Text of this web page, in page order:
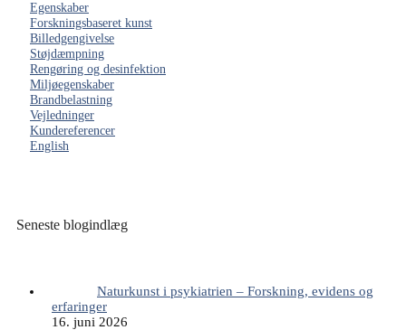
Egenskaber
Forskningsbaseret kunst
Billedgengivelse
Støjdæmpning
Rengøring og desinfektion
Miljøegenskaber
Brandbelastning
Vejledninger
Kundereferencer
English
Seneste blogindlæg
Naturkunst i psykiatrien – Forskning, evidens og
erfaringer
16. juni 2026